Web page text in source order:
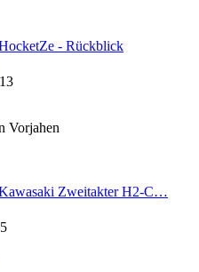
- Rückblick
Vorjahen
Zweitakter H2-C…